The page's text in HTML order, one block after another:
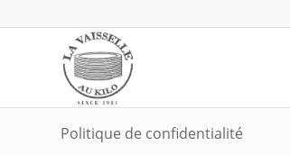
Politique de confidentialité